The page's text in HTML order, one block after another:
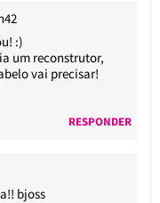
:)
um reconstrutor,
vai precisar!
RESPONDER
bjoss